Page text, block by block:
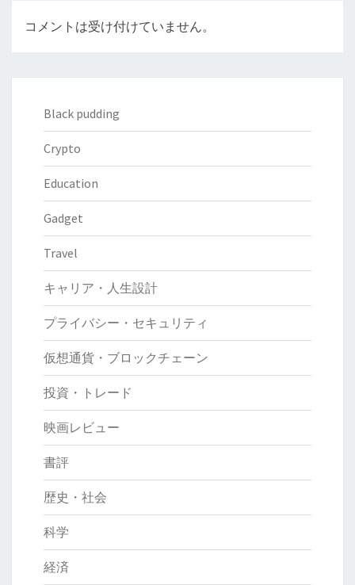
コメントは受け付けていません。
Black pudding
Crypto
Education
Gadget
Travel
キャリア・人生設計
プライバシー・セキュリティ
仮想通貨・ブロックチェーン
投資・トレード
映画レビュー
書評
歴史・社会
科学
経済